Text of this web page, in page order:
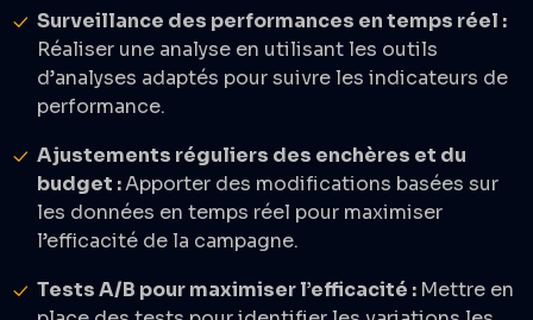
Surveillance des performances en temps réel :
Réaliser une analyse en utilisant les outils
d’analyses adaptés pour suivre les indicateurs de
performance.​
Ajustements réguliers des enchères et du
budget :Apporter des modifications basées sur
les données en temps réel pour maximiser
l’efficacité de la campagne. ​
Tests A/B pour maximiser l’efficacité : Mettre en